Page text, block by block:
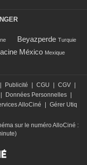
Beyazperde Turquie
México Mexique
Publicité CGU CGV
Données Personnelles
AlloCiné
Gérer Utiq
sur le numéro AlloCiné :